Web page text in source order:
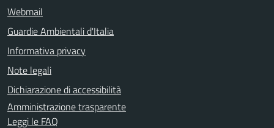
Webmail
Guardie Ambientali d'Italia
Informativa privacy
Note legali
Dichiarazione di accessibilità
Amministrazione trasparente
Leggi le FAQ